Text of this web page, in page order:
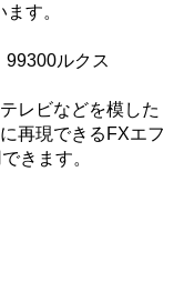
す。
99300ルクス
レビなどを模した
再現できるFXエフ
きます。